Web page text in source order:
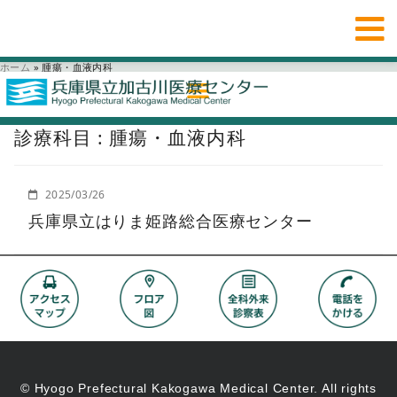
ホーム » 腫瘍・血液内科
診療科目 : 腫瘍・血液内科
2025/03/26
兵庫県立はりま姫路総合医療センター
© Hyogo Prefectural Kakogawa Medical Center. All rights